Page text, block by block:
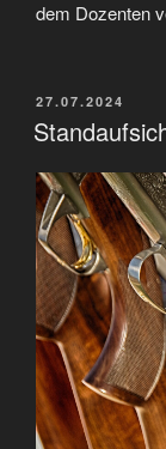
dem Dozenten
AM
27.07.2024